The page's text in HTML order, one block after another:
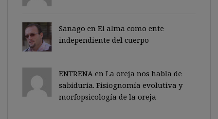
Sanago en El alma como ente
independiente del cuerpo
ENTRENA en La oreja nos habla de
sabiduría. Fisiognomía evolutiva y
morfopsicología de la oreja